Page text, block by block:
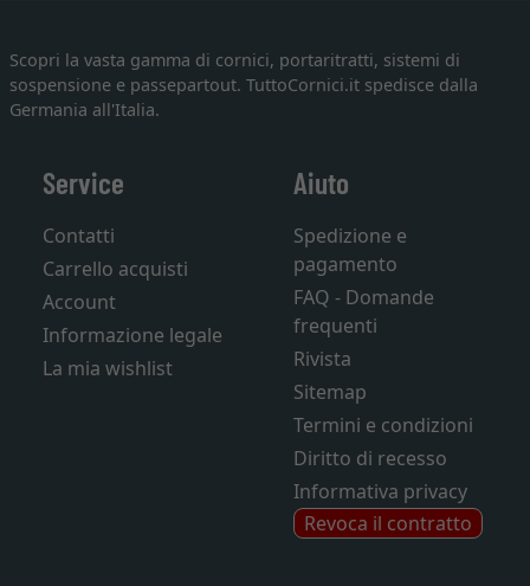
Scopri la vasta gamma di cornici, portaritratti, sistemi di
sospensione e passepartout. TuttoCornici.it spedisce dalla
Germania all'Italia.
Service
Contatti
Carrello acquisti
Account
Informazione legale
La mia wishlist
Aiuto
Spedizione e
pagamento
FAQ - Domande
frequenti
Rivista
Sitemap
Termini e condizioni
Diritto di recesso
Informativa privacy
Revoca il contratto